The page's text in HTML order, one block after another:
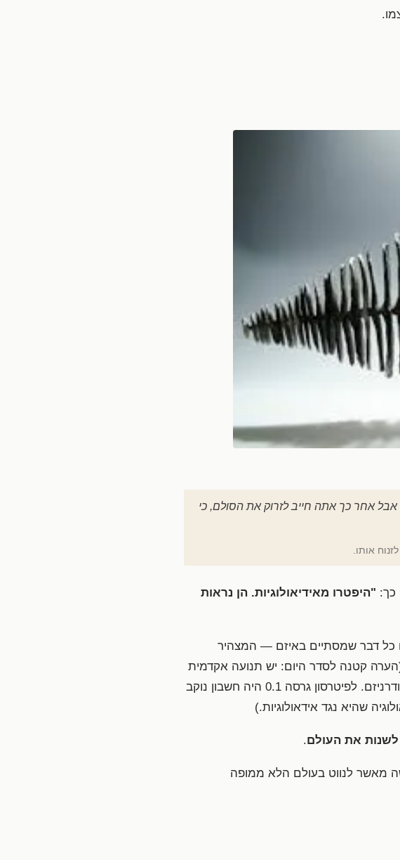
אחר כך אתה חייב לזרוק את הסולם, כי
אותו.
"היפטרו מאידיאולוגיות. הן נראות
כל דבר שמסתיים באיזם — המצהיר
קטנה לסדר היום: יש תנועה אקדמית
המוקדשת לספקנות כלפי נרטיבים היסטוריים גדולים. היא נקראת פוסט־מודרניזם. לפיטרסון גרסה 0.1 היה חשבון נוקב
שהיא נגד אידאולוגיות.)
את העולם.
נוקשה מאשר לנווט בעולם הלא ממופה